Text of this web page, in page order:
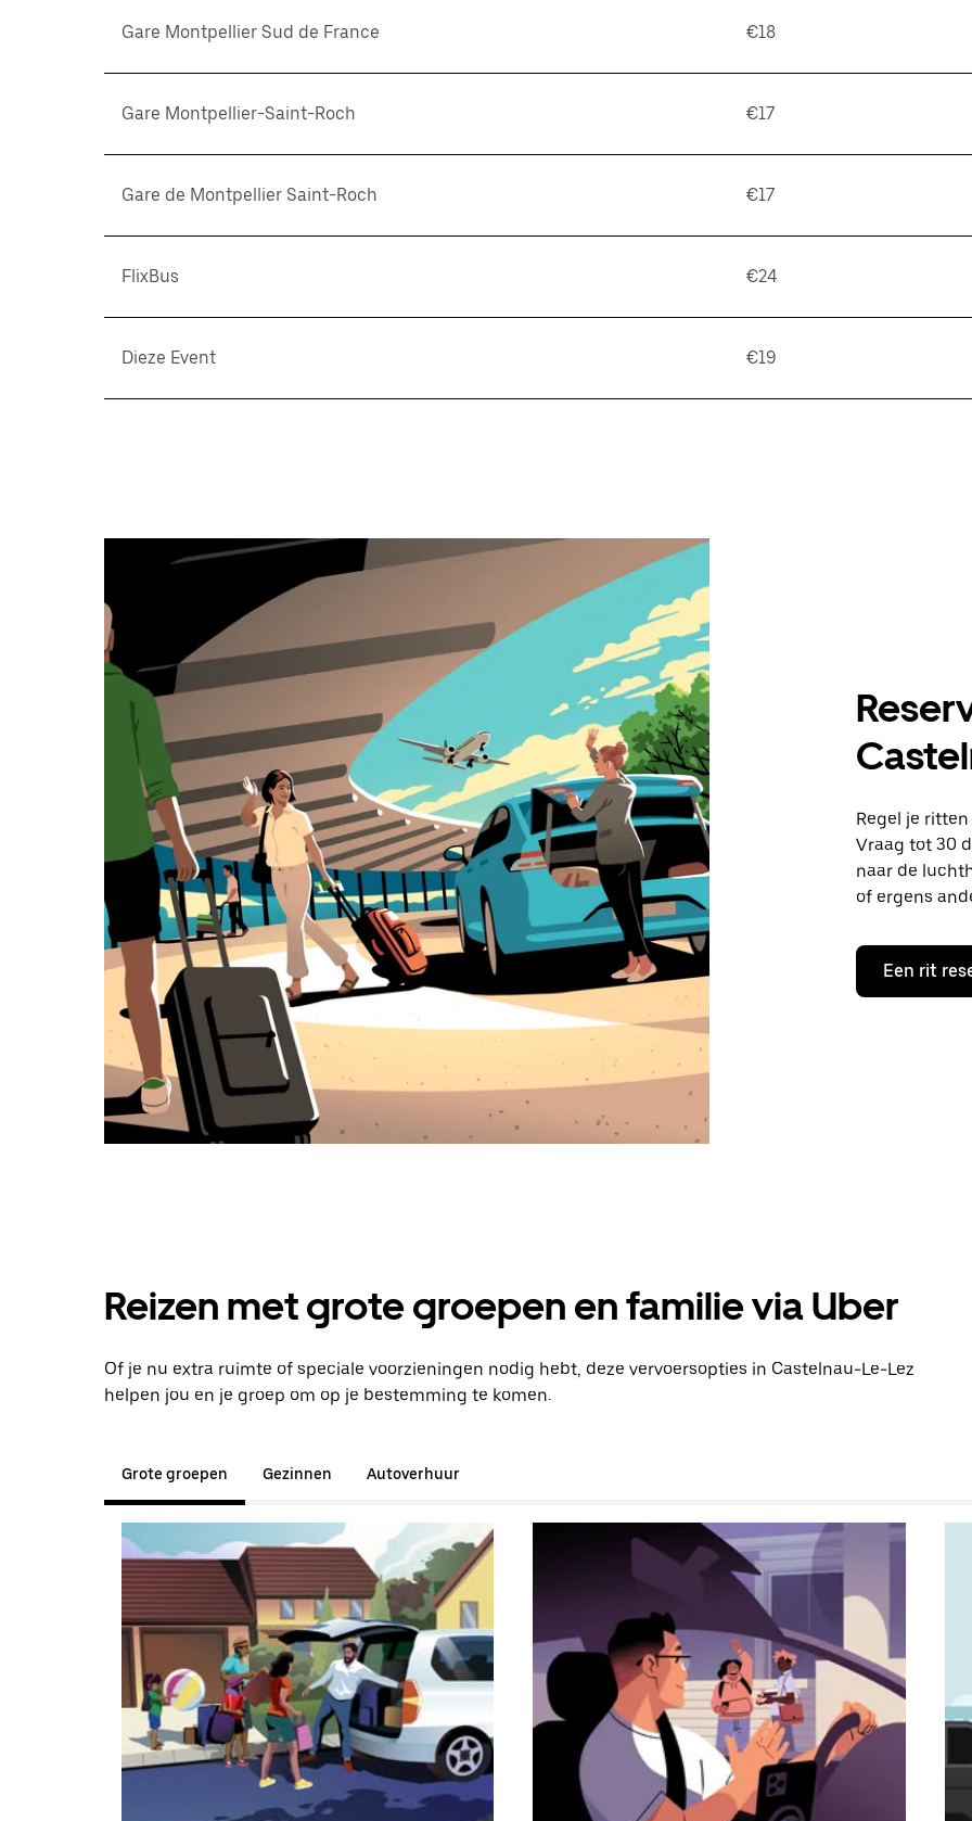
Gare Montpellier Sud de France €18
Gare Montpellier-Saint-Roch €17
Gare de Montpellier Saint-Roch €17
FlixBus €24
Dieze Event €19
Regel je
Vraag tot 30
naar de
of ergens
Een rit
Reizen met grote groepen en familie via Uber
Of je nu extra ruimte of speciale voorzieningen nodig hebt, deze vervoersopties in Castelnau-Le-Lez
helpen jou en je groep om op je bestemming te komen.
Grote groepen Gezinnen Autoverhuur